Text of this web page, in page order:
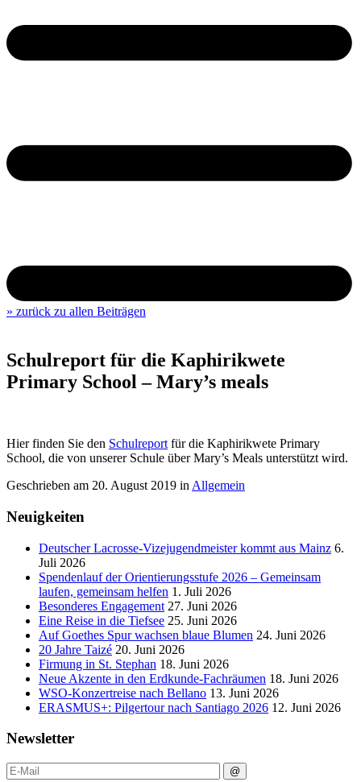
» zurück zu allen Beiträgen
Schulreport für die Kaphirikwete
Primary School – Mary’s meals
Hier finden Sie den Schulreport für die Kaphirikwete Primary
School, die von unserer Schule über Mary’s Meals unterstützt wird.
Geschrieben am 20. August 2019 in Allgemein
Neuigkeiten
Deutscher Lacrosse-Vizejugendmeister kommt aus Mainz 6.
Juli 2026
Spendenlauf der Orientierungsstufe 2026 – Gemeinsam
laufen, gemeinsam helfen 1. Juli 2026
Besonderes Engagement 27. Juni 2026
Eine Reise in die Tiefsee 25. Juni 2026
Auf Goethes Spur wachsen blaue Blumen 24. Juni 2026
20 Jahre Taizé 20. Juni 2026
Firmung in St. Stephan 18. Juni 2026
Neue Akzente in den Erdkunde‑Fachräumen 18. Juni 2026
WSO-Konzertreise nach Bellano 13. Juni 2026
ERASMUS+: Pilgertour nach Santiago 2026 12. Juni 2026
Newsletter